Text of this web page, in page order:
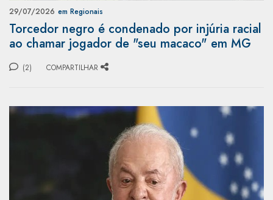
29/07/2026 em Regionais
Torcedor negro é condenado por injúria racial
ao chamar jogador de "seu macaco" em MG
(2) COMPARTILHAR